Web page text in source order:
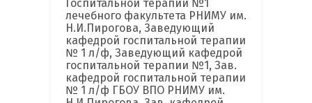
Госпитальной терапии №1
лечебного факультета РНИМУ им.
Н.И.Пирогова, Заведующий
кафедрой госпитальной терапии
№ 1 л/ф, Заведующий кафедрой
госпитальной терапии №1, Зав.
кафедрой госпитальной терапии
№ 1 л/ф ГБОУ ВПО РНИМУ им.